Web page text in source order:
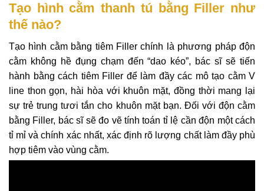
Tạo hình cằm thanh tú bằng Filler như
thế nào?
Tạo hình cằm bằng tiêm Filler chính là phương pháp độn
cằm không hề đụng chạm đến “dao kéo”, bác sĩ sẽ tiến
hành bằng cách tiêm Filler để làm đầy các mô tạo cằm V
line thon gọn, hài hòa với khuôn mặt, đồng thời mang lại
sự trẻ trung tươi tắn cho khuôn mặt bạn. Đối với độn cằm
bằng Filler, bác sĩ sẽ đo vẽ tính toán tỉ lệ cần độn một cách
tỉ mỉ và chính xác nhất, xác định rõ lượng chất làm đầy phù
hợp tiêm vào vùng cằm.